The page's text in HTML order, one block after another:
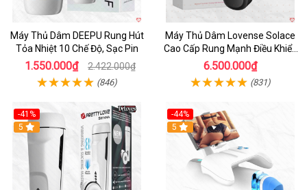
Máy Thủ Dâm DEEPU Rung Hút
Tỏa Nhiệt 10 Chế Độ, Sạc Pin
1.550.000₫ 2.422.000₫
(846)
Máy Thủ Dâm Lovense Solace
Cao Cấp Rung Mạnh Điều Khiển
App
6.500.000₫
(831)
-41%
Hot
5
-44%
Hot
5